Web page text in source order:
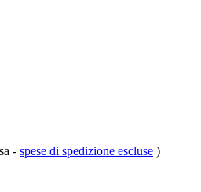
- spese di spedizione escluse )